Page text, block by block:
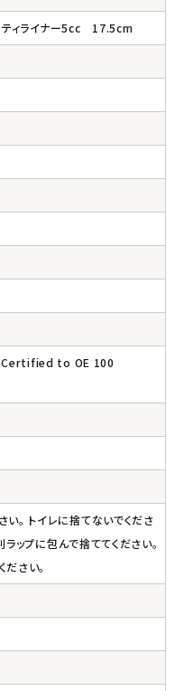
ティライナー5cc 17.5cm
※ Certified to OE 100
。 トイレに捨てないでくださ
ップに包んで捨ててください。
さい。